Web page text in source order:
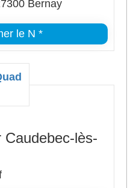
Bernay
le N *
lès-